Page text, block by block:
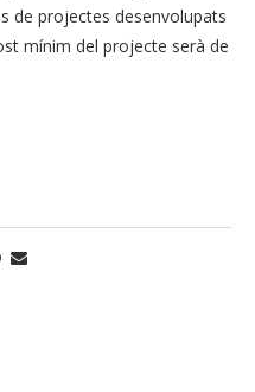
de projectes desenvolupats
mínim del projecte serà de